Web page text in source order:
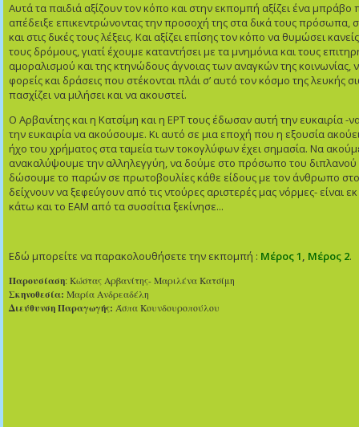
Αυτά τα παιδιά αξίζουν τον κόπο και στην εκπομπή αξίζει ένα μπράβο
απέδειξε επικεντρώνοντας την προσοχή της στα δικά τους πρόσωπα,
και στις δικές τους λέξεις. Και αξίζει επίσης τον κόπο να θυμώσει
τους δρόμους, γιατί έχουμε καταντήσει με τα μνημόνια και τους
αμοραλισμού και της κτηνώδους άγνοιας των αναγκών της
φορείς και δράσεις που στέκονται πλάι σ’ αυτό τον κόσμο της λευκής
πασχίζει να μιλήσει και να ακουστεί.
Ο Αρβανίτης και η Κατσίμη και η ΕΡΤ τους έδωσαν αυτή την ευκαιρία
την ευκαιρία να ακούσουμε. Κι αυτό σε μια εποχή που η εξουσία
ήχο του χρήματος στα ταμεία των τοκογλύφων έχει σημασία. Να
ανακαλύψουμε την αλληλεγγύη, να δούμε στο πρόσωπο του
δώσουμε το παρών σε πρωτοβουλίες κάθε είδους με τον άνθρωπο στο
δείχνουν να ξεφεύγουν από τις ντούρες αριστερές μας νόρμες- είναι
κάτω και το ΕΑΜ από τα συσσίτια ξεκίνησε...
Εδώ μπορείτε να παρακολουθήσετε την εκπομπή : Μέρος 1, Μέρος 2.
Παρουσίαση: Κώστας Αρβανίτης- Μαριλένα Κατσίμη
Σκηνοθεσία: Μαρία Ανδρεαδέλη
Διεύθυνση Παραγωγής: Άσπα Κουνδουροπούλου